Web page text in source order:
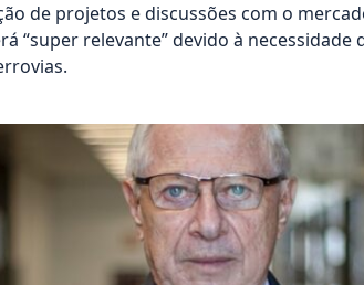
de projetos e discussões com o
“super relevante” devido à